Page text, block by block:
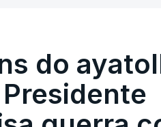
do